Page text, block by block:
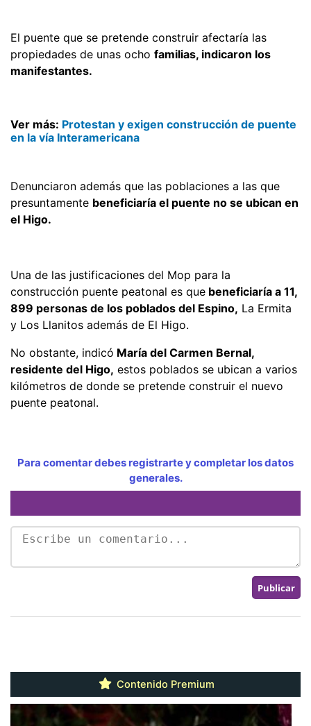
El puente que se pretende construir afectaría las
propiedades de unas ocho familias, indicaron los
manifestantes.
Ver más: Protestan y exigen construcción de puente
en la vía Interamericana
Denunciaron además que las poblaciones a las que
presuntamente beneficiaría el puente no se ubican en
el Higo.
Una de las justificaciones del Mop para la
construcción puente peatonal es que beneficiaría a 11,
899 personas de los poblados del Espino, La Ermita
y Los Llanitos además de El Higo.
No obstante, indicó María del Carmen Bernal,
residente del Higo, estos poblados se ubican a varios
kilómetros de donde se pretende construir el nuevo
puente peatonal.
Para comentar debes registrarte y completar los datos
generales.
Contenido Premium